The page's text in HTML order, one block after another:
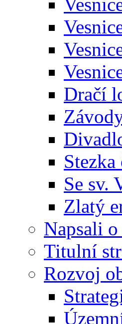
Dračí
Se sv.
Zlatý
Napsali o
Titulní
Rozvoj